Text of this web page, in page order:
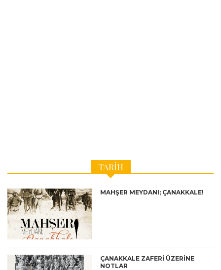
TARIH
MAHŞER MEYDANI; ÇANAKKALE!
ÇANAKKALE ZAFERİ ÜZERİNE
NOTLAR